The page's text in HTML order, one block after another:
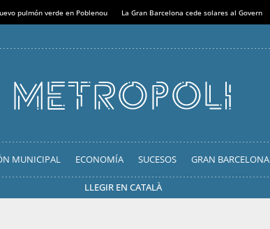
pulmón verde en Poblenou La Gran Barcelona cede solares al Govern
MUNICIPAL ECONOMÍA SUCESOS GRAN BARCELONA
LLEGIR EN CATALÀ